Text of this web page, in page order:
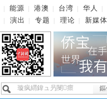
能源 港澳 台湾 华人
演出 专题 理论 新媒体
鏂